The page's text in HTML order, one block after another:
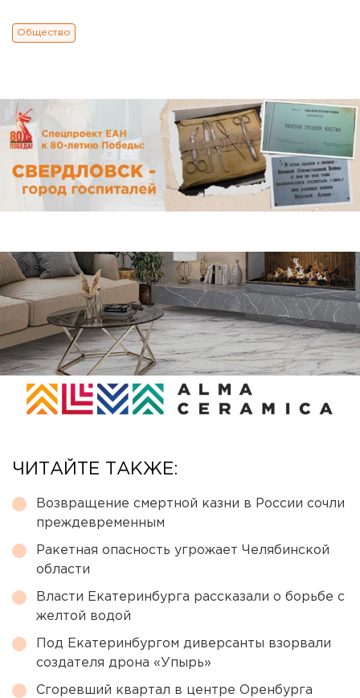
Общество
ЧИТАЙТЕ ТАКЖЕ:
Возвращение смертной казни в России сочли
преждевременным
Ракетная опасность угрожает Челябинской
области
Власти Екатеринбурга рассказали о борьбе с
желтой водой
Под Екатеринбургом диверсанты взорвали
создателя дрона «Упырь»
Сгоревший квартал в центре Оренбурга